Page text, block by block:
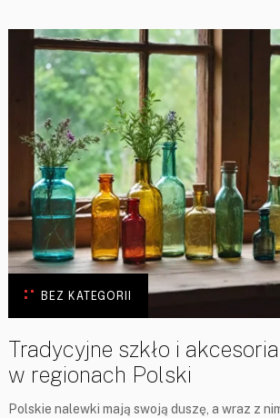
BEZ KATEGORII
Tradycyjne szkło i
w regionach Polski
Polskie nalewki mają swoją duszę, a wraz z